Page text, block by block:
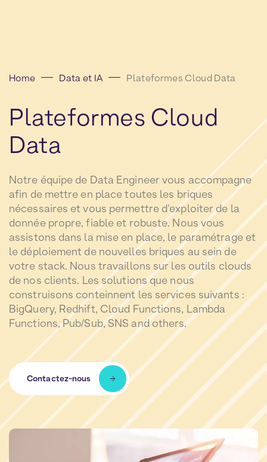
Home Data et IA Plateformes Cloud Data​
Plateformes Cloud
Data​
Notre équipe de Data Engineer vous accompagne
afin de mettre en place toutes les briques
nécessaires et vous permettre d'exploiter de la
donnée propre, fiable et robuste. Nous vous
assistons dans la mise en place, le paramétrage et
le déploiement de nouvelles briques au sein de
votre stack. Nous travaillons sur les outils clouds
de nos clients. Les solutions que nous
construisons conteinnent les services suivants :
BigQuery, Redhift, Cloud Functions, Lambda
Functions, Pub/Sub, SNS and others.
Contactez-nous